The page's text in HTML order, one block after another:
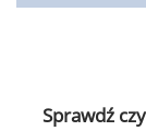
Sprawdź